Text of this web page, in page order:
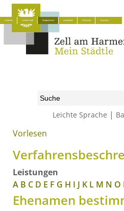
Leichte Sprache |
Aktuelles Unsere Stadt Bürgerservice Lokalpolitik Wirtschaft Tourismus
Start» Bürgerservice »
Vorlesen
Leistungen
A B C D E F G H I J K L M N O
Ehenamen